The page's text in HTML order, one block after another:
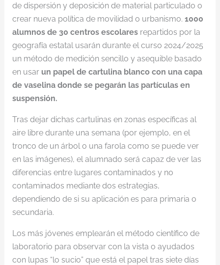
de dispersión y deposición de material particulado o
crear nueva política de movilidad o urbanismo. 1000
alumnos de 30 centros escolares repartidos por la
geografía estatal usarán durante el curso 2024/2025
un método de medición sencillo y asequible basado
en usar un papel de cartulina blanco con una capa
de vaselina donde se pegarán las partículas en
suspensión.
Tras dejar dichas cartulinas en zonas específicas al
aire libre durante una semana (por ejemplo, en el
tronco de un árbol o una farola como se puede ver
en las imágenes), el alumnado será capaz de ver las
diferencias entre lugares contaminados y no
contaminados mediante dos estrategias,
dependiendo de si su aplicación es para primaria o
secundaria.
Los más jóvenes emplearán el método científico de
laboratorio para observar con la vista o ayudados
con lupas “lo sucio” que está el papel tras siete días